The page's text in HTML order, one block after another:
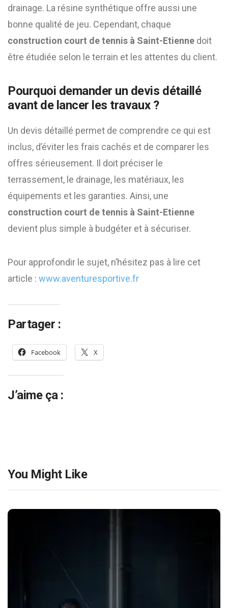
drainage. La résine synthétique offre aussi une
bonne qualité de jeu. Cependant, chaque
construction court de tennis à Saint-Etienne doit
être étudiée selon le terrain et les attentes du client.
Pourquoi demander un devis détaillé
avant de lancer les travaux ?
Un devis détaillé permet de comprendre ce qui est
inclus, d’éviter les frais cachés et de comparer les
offres sérieusement. Il doit préciser le
terrassement, le drainage, les matériaux, les
équipements et les garanties. Ainsi, une
construction court de tennis à Saint-Etienne
devient plus simple à budgéter et à sécuriser.
Pour approfondir le sujet, n’hésitez pas à lire cet
article : www.aventuresportive.fr
Partager :
Facebook X
J’aime ça :
You Might Like